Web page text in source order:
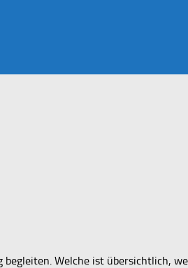
Welche ist übersichtlich,